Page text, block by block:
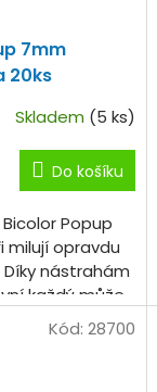
7mm
20ks
Skladem (5 ks)
Do košíku
Popup
milují opravdu
nástrahám
každý může
barev
Kód: 28700